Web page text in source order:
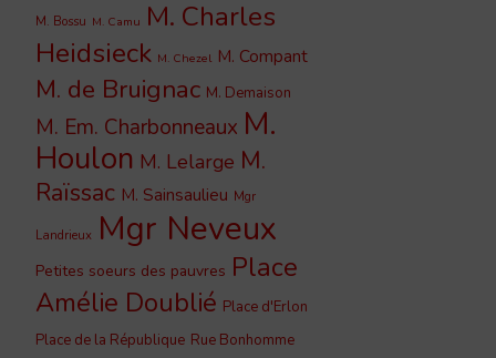
M. Bossu M. Camu M. Charles
Heidsieck M. Chezel M. Compant
M. de Bruignac M. Demaison
M. Em. Charbonneaux M.
Houlon M. Lelarge M.
Raïssac M. Sainsaulieu Mgr
Landrieux Mgr Neveux
Petites soeurs des pauvres Place
Amélie Doublié Place d'Erlon
Place de la République Rue Bonhomme